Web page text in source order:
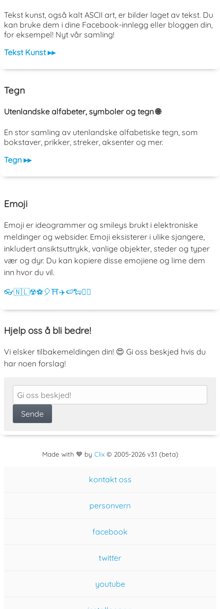
Tekst kunst, også kalt ASCII art, er bilder laget av tekst. Du
kan bruke dem i dine Facebook-innlegg eller bloggen din,
for eksempel! Nyt vår samling!
Tekst Kunst ▸▸
Tegn
Utenlandske alfabeter, symboler og tegn 🌐
En stor samling av utenlandske alfabetiske tegn, som
bokstaver, prikker, streker, aksenter og mer.
Tegn ▸▸
Emoji
Emoji er ideogrammer og smileys brukt i elektroniske
meldinger og websider. Emoji eksisterer i ulike sjangere,
inkludert ansiktsuttrykk, vanlige objekter, steder og typer
vær og dyr. Du kan kopiere disse emojiene og lime dem
inn hvor du vil.
👓🇳🇱☢️⚽ 🎈⛩️✈️🍉🐑💁‍♀️
Hjelp oss å bli bedre!
Vi elsker tilbakemeldingen din! 😍 Gi oss beskjed hvis du
har noen forslag!
Made with 💙 by Clix© 2005-2026 v3.1 (beta)
kontakt oss
personvern
facebook
twitter
youtube